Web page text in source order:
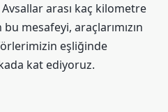
arası kaç kilometre
mesafeyi, araçlarımızın
eşliğinde
kat ediyoruz.